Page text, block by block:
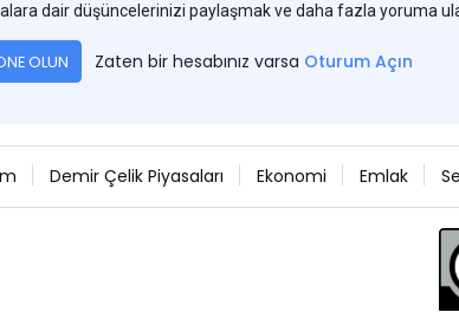
dair düşüncelerinizi paylaşmak ve daha fazla yoruma
OLUN Zaten bir hesabınız varsa Oturum Açın
Demir Çelik Piyasaları Ekonomi Emlak